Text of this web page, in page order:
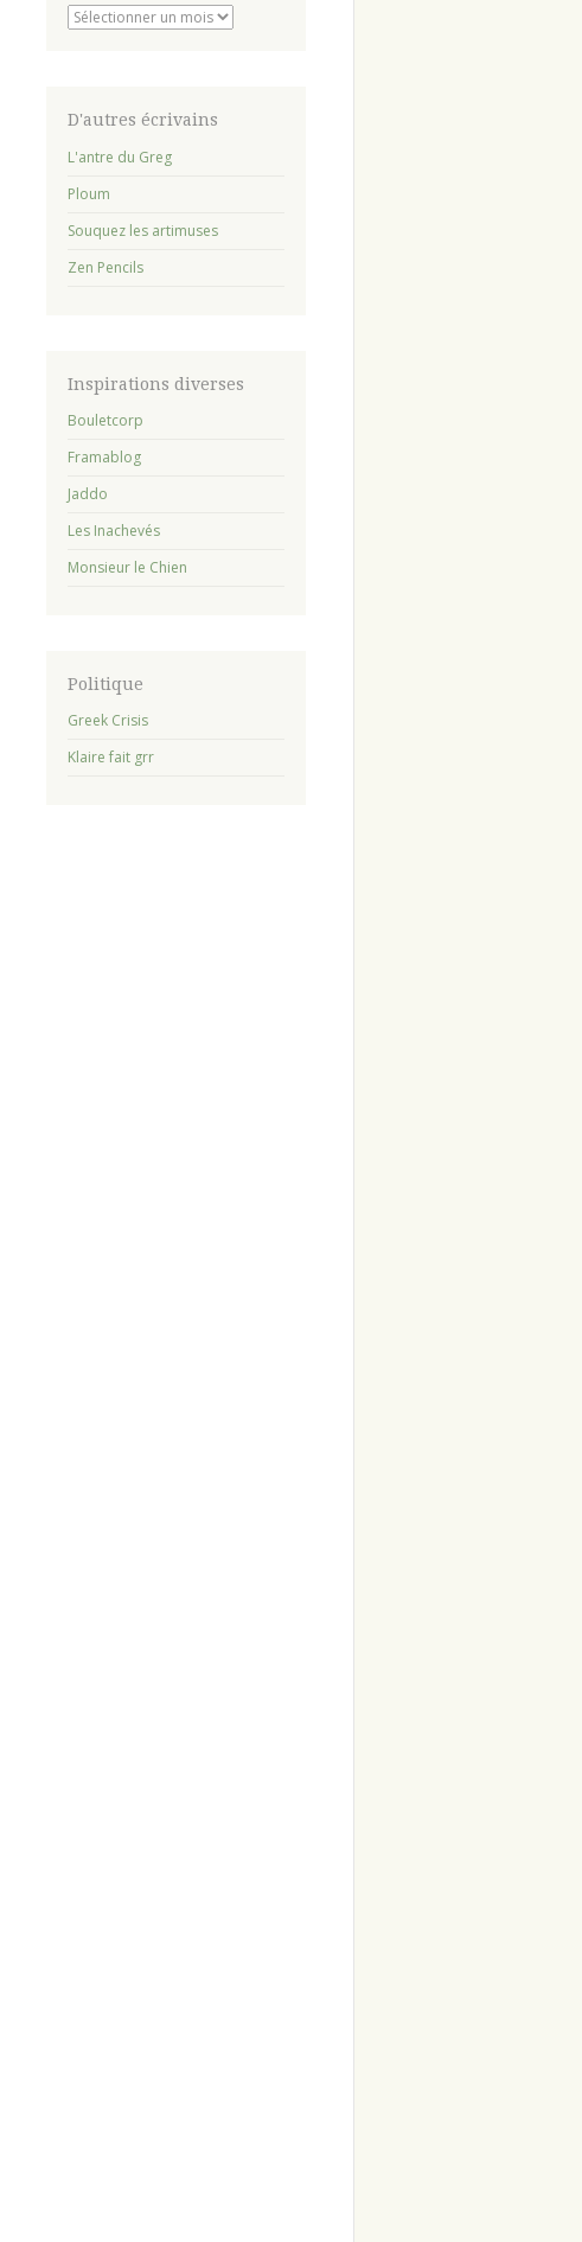
Ce
qu’il
avant
D'autres écrivains
L'antre du Greg
Ploum
Souquez les artimuses
Zen Pencils
Inspirations diverses
Bouletcorp
Framablog
Jaddo
Les Inachevés
Monsieur le Chien
Politique
Greek Crisis
Klaire fait grr